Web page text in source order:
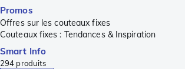
Promos
Offres sur les couteaux fixes
Couteaux fixes : Tendances & Inspiration
Smart Info
294 produits